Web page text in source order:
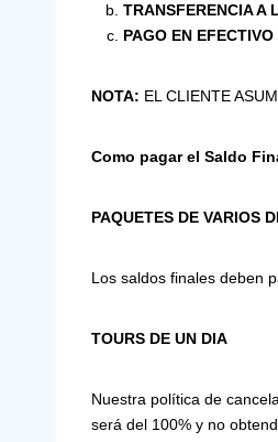
TRANSFERENCIA A
PAGO EN EFECTIVO
NOTA: EL CLIENTE
Como pagar el Saldo
PAQUETES DE VARIOS
Los saldos finales deben
TOURS DE UN DIA
Nuestra política de
será del 100% y no